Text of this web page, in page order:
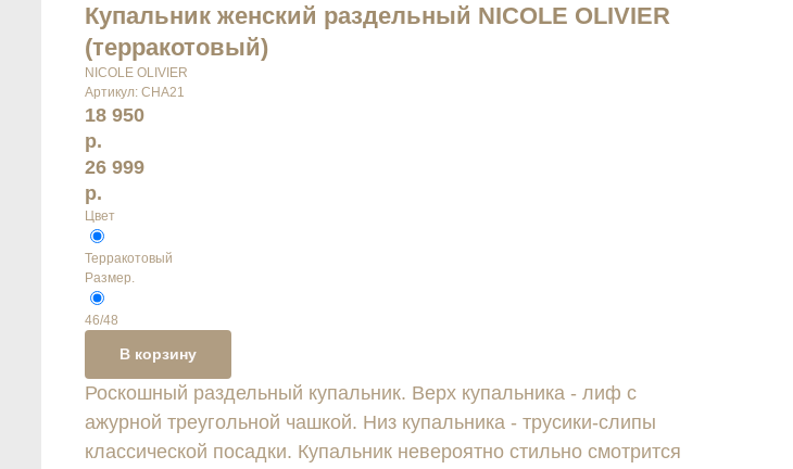
Купальник женский раздельный NICOLE OLIVIER
(терракотовый)
NICOLE OLIVIER
Артикул: CHA21
18 950
р.
26 999
р.
Цвет
Терракотовый
Размер.
46/48
В корзину
Роскошный раздельный купальник. Верх купальника - лиф с
ажурной треугольной чашкой. Низ купальника - трусики-слипы
классической посадки. Купальник невероятно стильно смотрится